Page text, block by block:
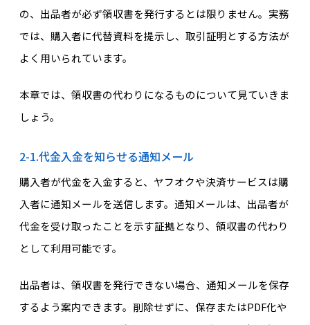
の、出品者が必ず領収書を発行するとは限りません。実務
では、購入者に代替資料を提示し、取引証明とする方法が
よく用いられています。
本章では、領収書の代わりになるものについて見ていきま
しょう。
2-1.代金入金を知らせる通知メール
購入者が代金を入金すると、ヤフオクや決済サービスは購
入者に通知メールを送信します。通知メールは、出品者が
代金を受け取ったことを示す証拠となり、領収書の代わり
として利用可能です。
出品者は、領収書を発行できない場合、通知メールを保存
するよう案内できます。削除せずに、保存またはPDF化や